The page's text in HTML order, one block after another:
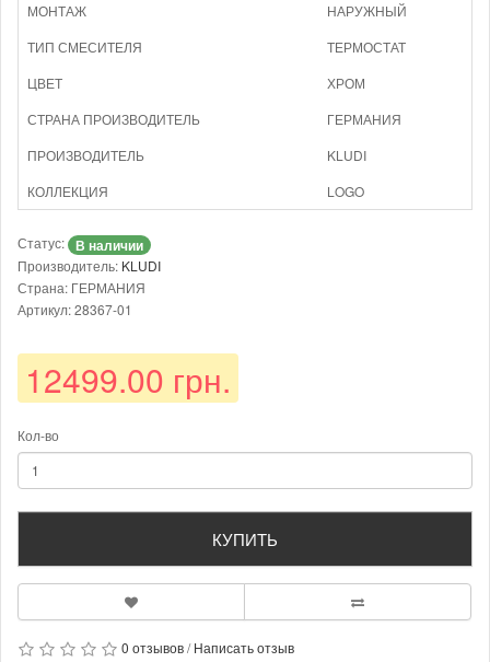
МОНТАЖ
НАРУЖНЫЙ
ТИП СМЕСИТЕЛЯ
ТЕРМОСТАТ
ЦВЕТ
ХРОМ
СТРАНА ПРОИЗВОДИТЕЛЬ
ГЕРМАНИЯ
ПРОИЗВОДИТЕЛЬ
KLUDI
КОЛЛЕКЦИЯ
LOGO
Статус: В наличии
Производитель: KLUDI
Страна: ГЕРМАНИЯ
Артикул: 28367-01
12499.00 грн.
Кол-во
КУПИТЬ
0 отзывов/Написать отзыв